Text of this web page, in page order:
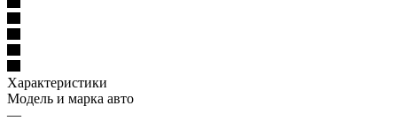
Характеристики
Модель и марка авто
—